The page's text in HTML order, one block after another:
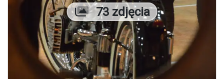
Liczba zdjęć
73 zdjęcia